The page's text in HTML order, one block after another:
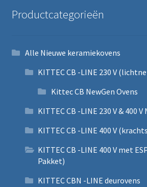
Productcategorieën
Alle Nieuwe keramiekovens
KITTEC CB -LINE 230 V
Kittec CB NewGen Ovens
KITTEC CB -LINE 230 V & 400 V
KITTEC CB -LINE 400 V
KITTEC CB -LINE 400 V met
Pakket)
KITTEC CBN -LINE deurovens